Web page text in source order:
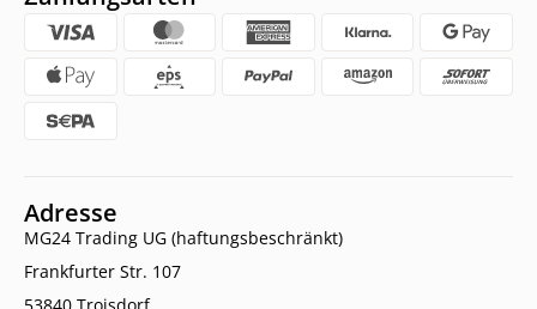
Adresse
MG24 Trading UG (haftungsbeschränkt)
Frankfurter Str. 107